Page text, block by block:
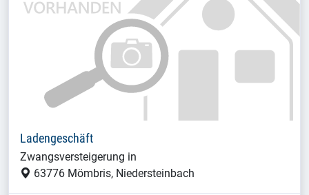
Ladengeschäft
Zwangsversteigerung in
63776 Mömbris, Niedersteinbach